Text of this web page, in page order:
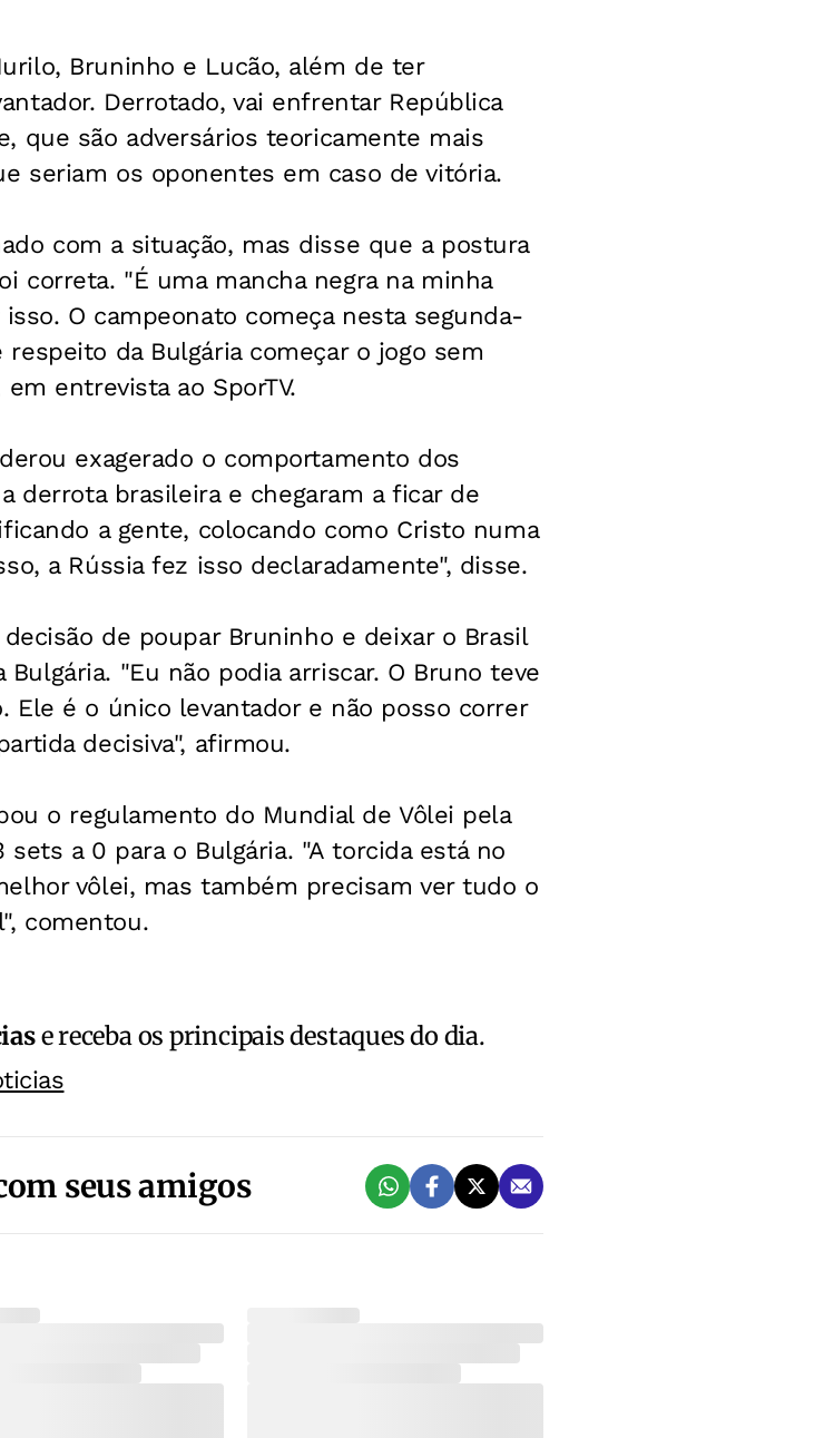
Bruninho e Lucão, além de ter
Derrotado, vai enfrentar República
que são adversários teoricamente mais
seriam os oponentes em caso de vitória.
com a situação, mas disse que a postura
correta. "É uma mancha negra na minha
O campeonato começa nesta segunda-
da Bulgária começar o jogo sem
entrevista ao SporTV.
exagerado o comportamento dos
derrota brasileira e chegaram a ficar de
a gente, colocando como Cristo numa
a Rússia fez isso declaradamente", disse.
de poupar Bruninho e deixar o Brasil
"Eu não podia arriscar. O Bruno teve
é o único levantador e não posso correr
decisiva", afirmou.
o regulamento do Mundial de Vôlei pela
a 0 para o Bulgária. "A torcida está no
vôlei, mas também precisam ver tudo o
comentou.
e receba os principais destaques do dia.
seus amigos